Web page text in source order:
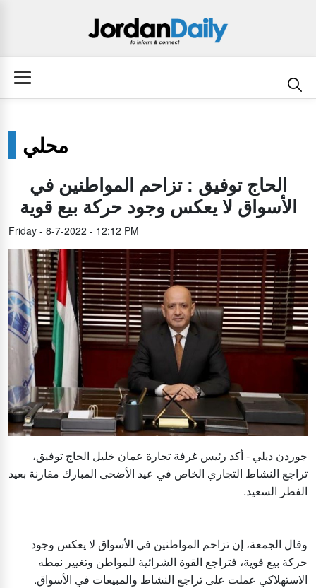
محلي
الحاج توفيق : تزاحم المواطنين في
الأسواق لا يعكس وجود حركة بيع قوية
Friday - 8-7-2022 - 12:12 PM
جوردن ديلي - أكد رئيس غرفة تجارة عمان خليل الحاج توفيق،
تراجع النشاط التجاري الخاص في عيد الأضحى المبارك مقارنة بعيد
الفطر السعيد.
وقال الجمعة، إن تزاحم المواطنين في الأسواق لا يعكس وجود
حركة بيع قوية، فتراجع القوة الشرائية للمواطن وتغيير نمطه
الاستهلاكي عملت على تراجع النشاط والمبيعات في الأسواق.